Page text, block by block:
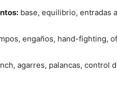
base, equilibrio, entradas
engaños, hand-fighting,
agarres, palancas, control